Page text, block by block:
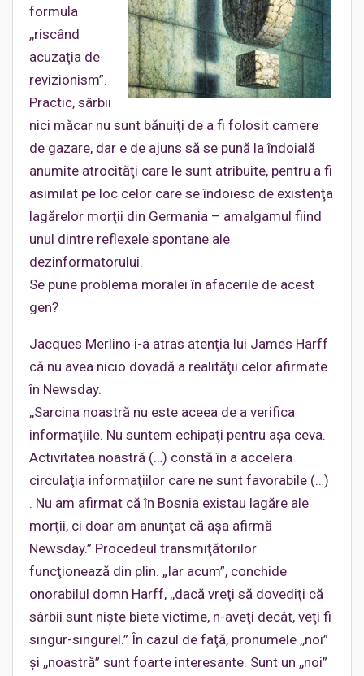
formula
,,riscând
acuzaţia de
revizionism”.
Practic, sârbii
nici măcar nu sunt bănuiţi de a fi folosit camere
de gazare, dar e de ajuns să se pună la îndoială
anumite atrocităţi care le sunt atribuite, pentru a fi
asimilat pe loc celor care se îndoiesc de existenţa
lagărelor morţii din Germania – amalgamul fiind
unul dintre reflexele spontane ale
dezinformatorului.
Se pune problema moralei în afacerile de acest
gen?
Jacques Merlino i-a atras atenţia lui James Harff
că nu avea nicio dovadă a realităţii celor afirmate
în Newsday.
,,Sarcina noastră nu este aceea de a verifica
informaţiile. Nu suntem echipaţi pentru aşa ceva.
Activitatea noastră (…) constă în a accelera
circulaţia informaţiilor care ne sunt favorabile (…)
. Nu am afirmat că în Bosnia existau lagăre ale
morţii, ci doar am anunţat că aşa afirmă
Newsday.” Procedeul transmiţătorilor
funcţionează din plin. „Iar acum”, conchide
onorabilul domn Harff, ,,dacă vreţi să dovediţi că
sârbii sunt nişte biete victime, n-aveţi decât, veţi fi
singur-singurel.” În cazul de faţă, pronumele ,,noi”
şi ,,noastră” sunt foarte interesante. Sunt un ,,noi”